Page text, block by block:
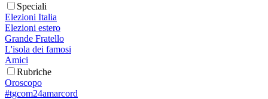
Speciali
Elezioni Italia
Elezioni estero
Grande Fratello
L'isola dei famosi
Amici
Rubriche
Oroscopo
#tgcom24amarcord